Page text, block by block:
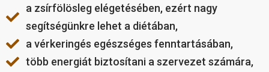
a zsírfölösleg elégetésében, ezért nagy
segítségünkre lehet a diétában,
a vérkeringés egészséges fenntartásában,
több energiát biztosítani a szervezet számára,